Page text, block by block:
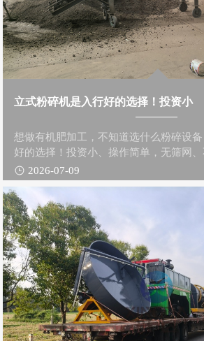
立式粉碎机是入行好的选择！投资小
想做有机肥加工，不知道选什么粉碎设
好的选择！投资小、操作简单，无筛网、
2026-07-09